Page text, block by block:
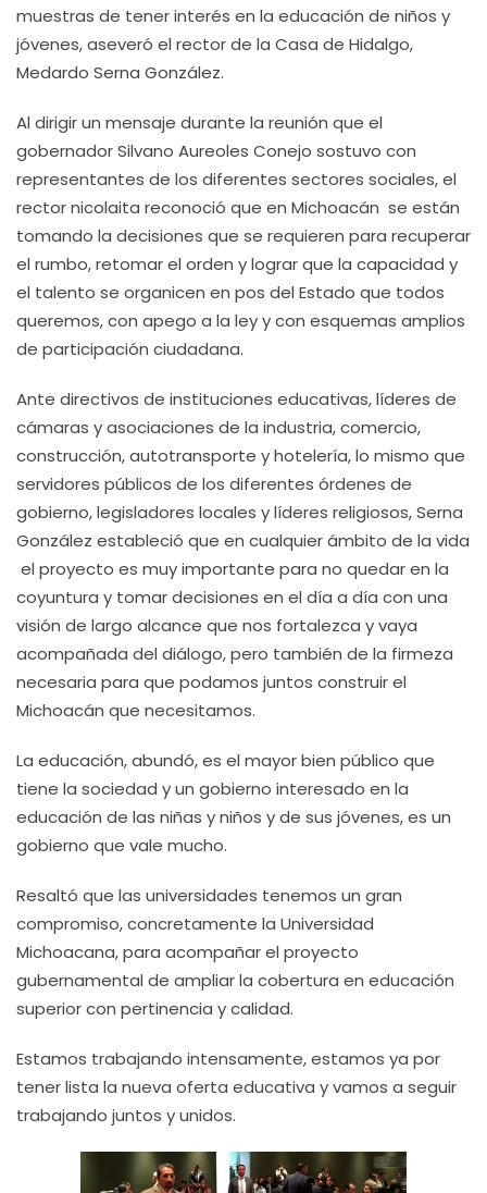
muestras de tener interés en la educación de niños y
jóvenes, aseveró el rector de la Casa de Hidalgo,
Medardo Serna González.
Al dirigir un mensaje durante la reunión que el
gobernador Silvano Aureoles Conejo sostuvo con
representantes de los diferentes sectores sociales, el
rector nicolaita reconoció que en Michoacán se están
tomando la decisiones que se requieren para recuperar
el rumbo, retomar el orden y lograr que la capacidad y
el talento se organicen en pos del Estado que todos
queremos, con apego a la ley y con esquemas amplios
de participación ciudadana.
Ante directivos de instituciones educativas, líderes de
cámaras y asociaciones de la industria, comercio,
construcción, autotransporte y hotelería, lo mismo que
servidores públicos de los diferentes órdenes de
gobierno, legisladores locales y líderes religiosos, Serna
González estableció que en cualquier ámbito de la vida
el proyecto es muy importante para no quedar en la
coyuntura y tomar decisiones en el día a día con una
visión de largo alcance que nos fortalezca y vaya
acompañada del diálogo, pero también de la firmeza
necesaria para que podamos juntos construir el
Michoacán que necesitamos.
La educación, abundó, es el mayor bien público que
tiene la sociedad y un gobierno interesado en la
educación de las niñas y niños y de sus jóvenes, es un
gobierno que vale mucho.
Resaltó que las universidades tenemos un gran
compromiso, concretamente la Universidad
Michoacana, para acompañar el proyecto
gubernamental de ampliar la cobertura en educación
superior con pertinencia y calidad.
Estamos trabajando intensamente, estamos ya por
tener lista la nueva oferta educativa y vamos a seguir
trabajando juntos y unidos.